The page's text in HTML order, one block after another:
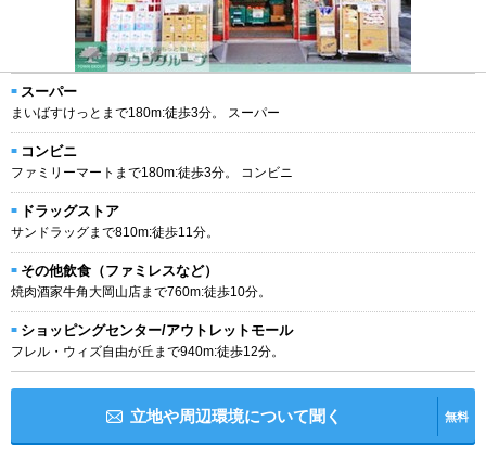
スーパー
まいばすけっとまで180m:徒歩3分。 スーパー
コンビニ
ファミリーマートまで180m:徒歩3分。 コンビニ
ドラッグストア
サンドラッグまで810m:徒歩11分。
その他飲食（ファミレスなど）
焼肉酒家牛角大岡山店まで760m:徒歩10分。
ショッピングセンター/アウトレットモール
フレル・ウィズ自由が丘まで940m:徒歩12分。
立地や周辺環境について聞く 無料